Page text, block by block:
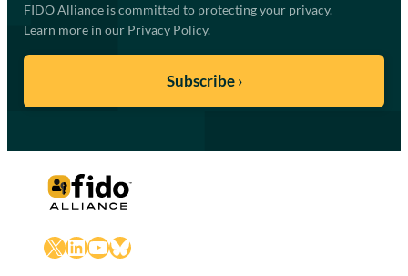
FIDO Alliance is committed to protecting your privacy.
Learn more in our Privacy Policy.
X LinkedIn
YouTube
Bluesky